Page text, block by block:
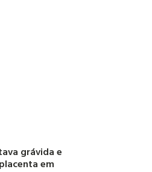
grávida e
em